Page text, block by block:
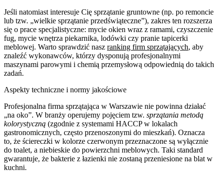
Jeśli natomiast interesuje Cię sprzątanie gruntowne (np. po remoncie
lub tzw. „wielkie sprzątanie przedświąteczne”), zakres ten rozszerza
się o prace specjalistyczne: mycie okien wraz z ramami, czyszczenie
fug, mycie wnętrza piekarnika, lodówki czy pranie tapicerki
meblowej. Warto sprawdzić nasz ranking firm sprzątających, aby
znaleźć wykonawców, którzy dysponują profesjonalnymi
maszynami parowymi i chemią przemysłową odpowiednią do takich
zadań.
Aspekty techniczne i normy jakościowe
Profesjonalna firma sprzątająca w Warszawie nie powinna działać
„na oko”. W branży operujemy pojęciem tzw. sprzątania metodą
kolorystyczną (zgodnie z systemami HACCP w lokalach
gastronomicznych, często przenoszonymi do mieszkań). Oznacza
to, że ściereczki w kolorze czerwonym przeznaczone są wyłącznie
do toalet, a niebieskie do powierzchni meblowych. Taki standard
gwarantuje, że bakterie z łazienki nie zostaną przeniesione na blat w
kuchni.